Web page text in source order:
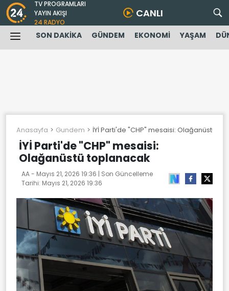
TV PROGRAMLARI
YAYIN AKIŞI
24 RADYO
CANLI
SON DAKİKA GÜNDEM EKONOMİ YAŞAM
Anasayfa Gundem İYİ Parti'de "CHP" mesaisi: Olağanüstü
İYİ Parti'de "CHP" mesaisi:
Olağanüstü toplanacak
AA - Mayıs 21, 2026 19:36 | Son Güncelleme
Tarihi: Mayıs 21, 2026 19:36